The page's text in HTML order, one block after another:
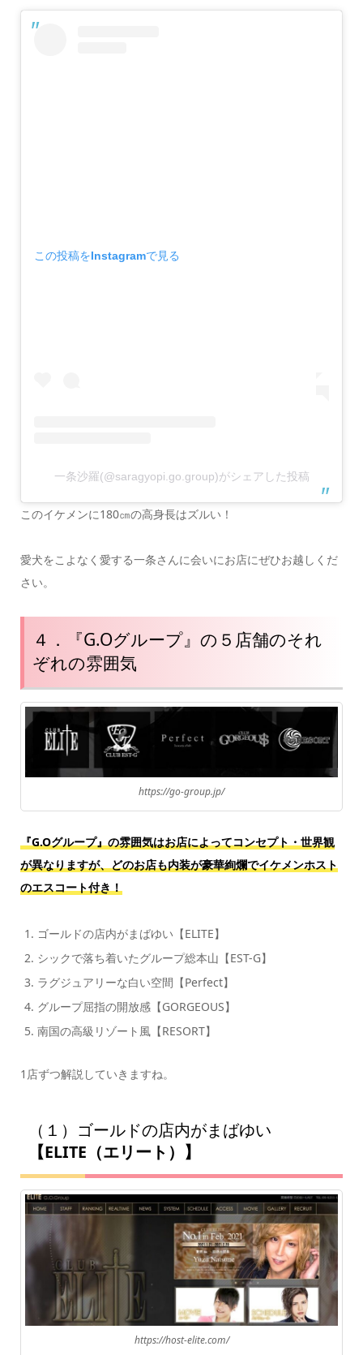
この投稿をInstagramで見る
一条沙羅(@saragyopi.go.group)がシェアした投稿
このイケメンに180㎝の高身長はズルい！
愛犬をこよなく愛する一条さんに会いにお店にぜひお越しくだ
さい。
４．『G.Oグループ』の５店舗のそれ
ぞれの雰囲気
https://go-group.jp/
『G.Oグループ』の雰囲気はお店によってコンセプト・世界観
が異なりますが、どのお店も内装が豪華絢爛でイケメンホスト
のエスコート付き！
ゴールドの店内がまばゆい【ELITE】
シックで落ち着いたグループ総本山【EST-G】
ラグジュアリーな白い空間【Perfect】
グループ屈指の開放感【GORGEOUS】
南国の高級リゾート風【RESORT】
1店ずつ解説していきますね。
（１）ゴールドの店内がまばゆい
【ELITE（エリート）】
https://host-elite.com/